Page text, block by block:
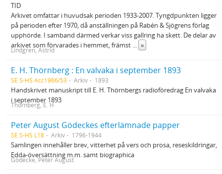
TID
Arkivet omfattar i huvudsak perioden 1933-2007. Tyngdpunkten ligger
på perioden efter 1970, då anställningen på Rabén & Sjögrens förlag
upphörde. I samband därmed verkar viss gallring ha skett. De delar av
arkivet som förvarades i hemmet, främst ... »
Lindgren, Astrid
E. H. Thörnberg : En valvaka i september 1893
SE S-HS Acc1966/53 Arkiv 1893
Handskrivet manuskript till E. H. Thörnbergs radioföredrag En valvaka
i september 1893
Thörnberg, E. H
Peter August Gödeckes efterlämnade papper
SE S-HS L18 Arkiv 1796-1944
Samlingen innehåller brev, vitterhet på vers och prosa, reseskildringar,
Edda-översättning m.m. samt biographica
Gödecke, Peter August